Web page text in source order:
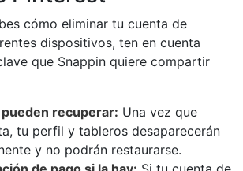
cómo eliminar tu cuenta de
dispositivos, ten en cuenta
que Snappin quiere compartir
recuperar: Una vez que
tu perfil y tableros desaparecerán
y no podrán restaurarse.